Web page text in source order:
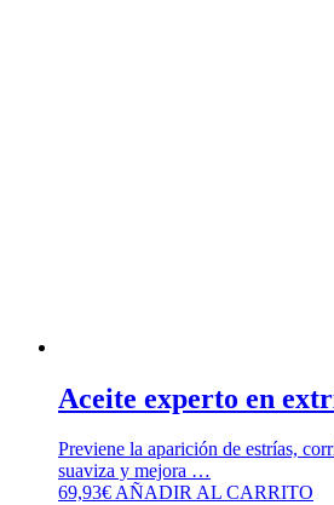
Aceite experto en
Previene la aparición de estrías,
suaviza y mejora …
69,93€AÑADIR AL CARRITO